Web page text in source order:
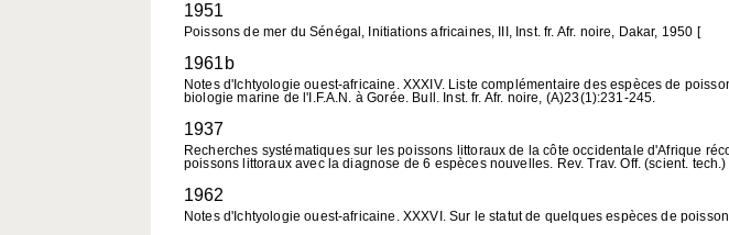
1951
Poissons de mer du Sénégal, Initiations africaines, III, Inst. fr. Afr. noire, Dakar, 1950 [
1961b
Notes d'Ichtyologie ouest-africaine. XXXIV. Liste complémentaire des espèces de
biologie marine de l'I.F.A.N. à Gorée. Bull. Inst. fr. Afr. noire, (A)23(1):231-245.
1937
Recherches systématiques sur les poissons littoraux de la côte occidentale d'Afrique
poissons littoraux avec la diagnose de 6 espèces nouvelles. Rev. Trav. Off. (scient.
1962
Notes d'Ichtyologie ouest-africaine. XXXVI. Sur le statut de quelques espèces de